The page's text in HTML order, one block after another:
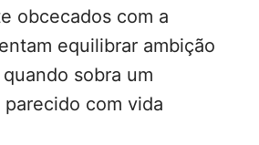
obcecados com a
equilibrar ambição
sobra um
com vida